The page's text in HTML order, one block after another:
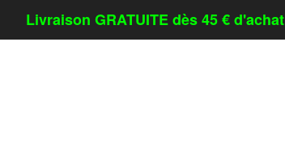
Livraison GRATUITE dès 45 € d'achat